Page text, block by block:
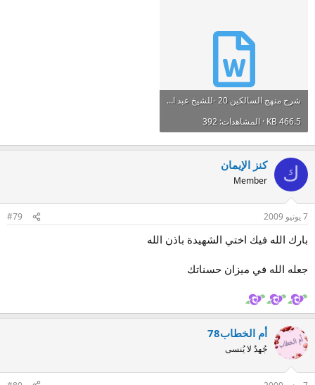
شرح منهج السالكين 20 -للشيخ عبد الله بن الجبرين.doc
466.5 KB · المشاهدات: 392
ك كنز الإيمان
Member
7 يونيو 2009 #79
بارك الله فيك اختي الشهيدة باذن الله
جعله الله في ميزان حسناتك
أم الخطاب78
جُهدٌ لا يُنسى